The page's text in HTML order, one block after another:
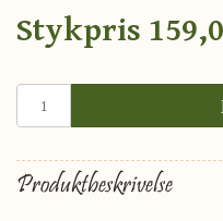
Stykpris
Produktbeskrivelse